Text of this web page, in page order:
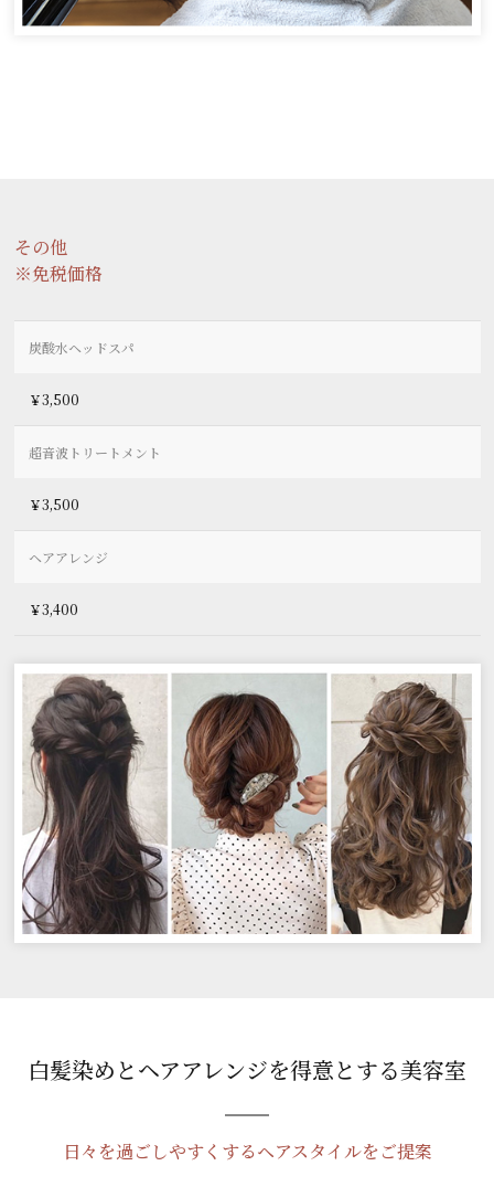
その他
※免税価格
炭酸水ヘッドスパ
￥3,500
超音波トリートメント
￥3,500
ヘアアレンジ
￥3,400
白髪染めとヘアアレンジを得意とする美容室
日々を過ごしやすくするヘアスタイルをご提案